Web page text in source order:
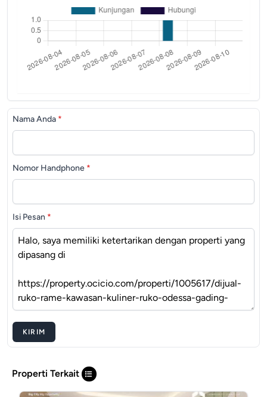
Nama Anda *
Nomor Handphone *
Isi Pesan *
KIRIM
Properti Terkait